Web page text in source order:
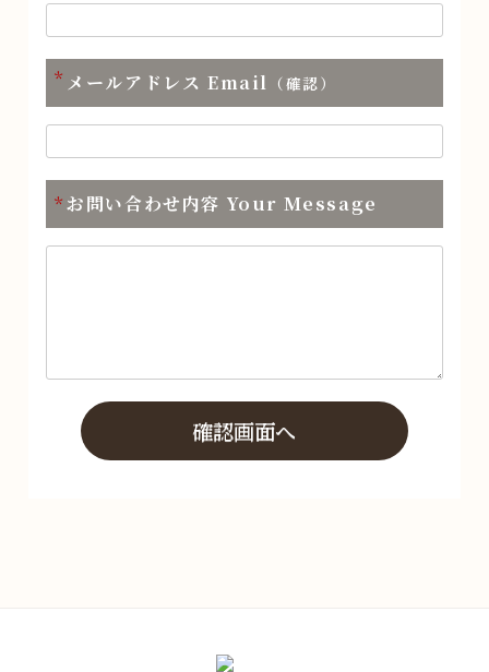
メールアドレス Email （確認）
*
お問い合わせ内容 Your Message
*